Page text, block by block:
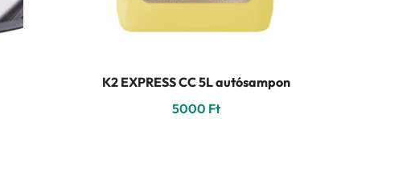
K2 EXPRESS CC 5L autósampon
5000 Ft